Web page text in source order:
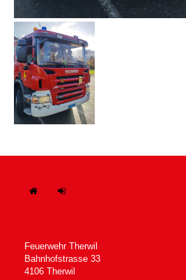
Feuerwehr Therwil
Bahnhofstrasse 33
4106 Therwil